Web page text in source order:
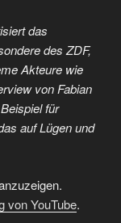
das
des ZDF,
Akteure wie
von Fabian
für
auf Lügen und
von YouTube.